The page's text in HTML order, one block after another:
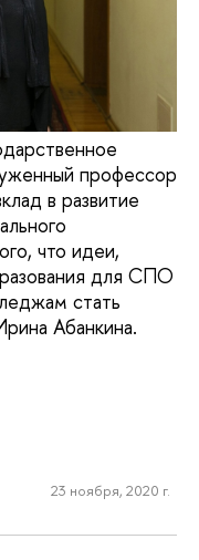
профессор
в развитие
что идеи,
для СПО
стать
Абанкина.
23 ноября, 2020 г.